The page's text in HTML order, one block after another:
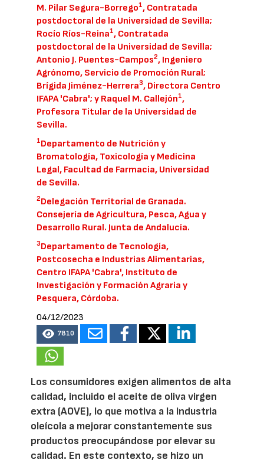
M. Pilar Segura-Borrego1, Contratada
postdoctoral de la Universidad de Sevilla;
Rocío Ríos-Reina1, Contratada
postdoctoral de la Universidad de Sevilla;
Antonio J. Puentes-Campos2, Ingeniero
Agrónomo, Servicio de Promoción Rural;
Brígida Jiménez-Herrera3, Directora Centro
IFAPA 'Cabra'; y Raquel M. Callejón1,
Profesora Titular de la Universidad de
Sevilla.
1Departamento de Nutrición y
Bromatología, Toxicología y Medicina
Legal, Facultad de Farmacia, Universidad
de Sevilla.
2Delegación Territorial de Granada.
Consejería de Agricultura, Pesca, Agua y
Desarrollo Rural. Junta de Andalucía.
3Departamento de Tecnología,
Postcosecha e Industrias Alimentarias,
Centro IFAPA 'Cabra', Instituto de
Investigación y Formación Agraria y
Pesquera, Córdoba.
04/12/2023
7810
Los consumidores exigen alimentos de alta
calidad, incluido el aceite de oliva virgen
extra (AOVE), lo que motiva a la industria
oleícola a mejorar constantemente sus
productos preocupándose por elevar su
calidad. En este contexto, se hizo un